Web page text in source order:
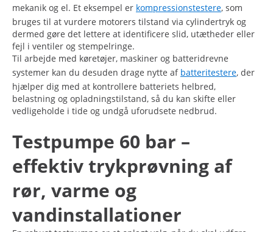
mekanik og el. Et eksempel er kompressionstestere, som
bruges til at vurdere motorers tilstand via cylindertryk og
dermed gøre det lettere at identificere slid, utætheder eller
fejl i ventiler og stempelringe.
Til arbejde med køretøjer, maskiner og batteridrevne
systemer kan du desuden drage nytte af batteritestere, der
hjælper dig med at kontrollere batteriets helbred,
belastning og opladningstilstand, så du kan skifte eller
vedligeholde i tide og undgå uforudsete nedbrud.
Testpumpe 60 bar –
effektiv trykprøvning af
rør, varme og
vandinstallationer